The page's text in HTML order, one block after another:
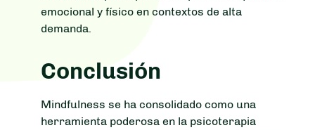
emocional y físico en contextos de alta
demanda.
Conclusión
Mindfulness se ha consolidado como una
herramienta poderosa en la psicoterapia